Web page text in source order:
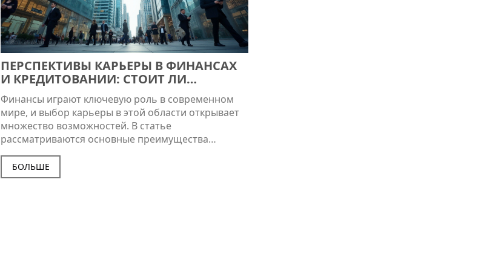
ПЕРСПЕКТИВЫ КАРЬЕРЫ В ФИНАНСАХ
И КРЕДИТОВАНИИ: СТОИТ ЛИ
ИНВЕСТИРОВАТЬ В ОБРАЗОВАНИЕ?
Финансы играют ключевую роль в современном
мире, и выбор карьеры в этой области открывает
множество возможностей. В статье
рассматриваются основные преимущества
изучения финансов и кредитования, типичные
карьерные пути и востребованные навыки. Также
обсуждаются изменения на рынке труда и как они
БОЛЬШЕ